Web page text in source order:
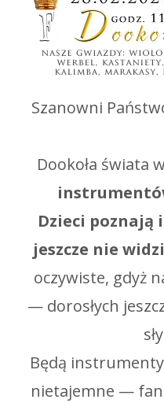
Szanowni
Dookoła świata
Dzieci
jeszcze nie
oczywiste, gdyż
— dorosłych
Będą
nietajemne —